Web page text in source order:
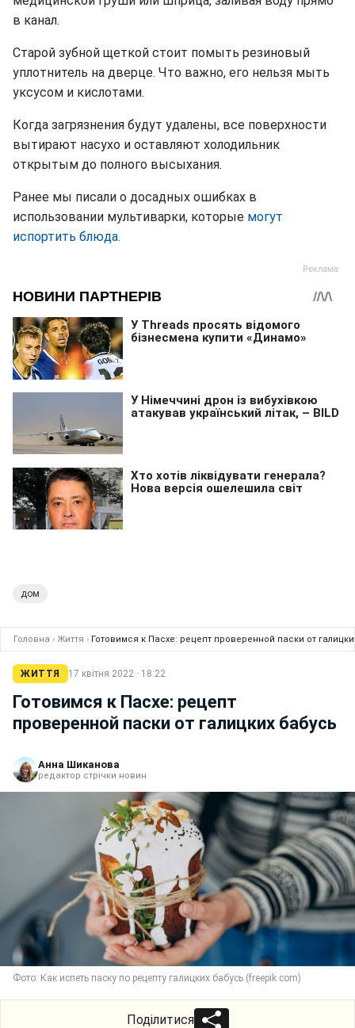
в канал.
Старой зубной щеткой стоит помыть резиновый
уплотнитель на дверце. Что важно, его нельзя мыть
уксусом и кислотами.
Когда загрязнения будут удалены, все поверхности
вытирают насухо и оставляют холодильник
открытым до полного высыхания.
Ранее мы писали о досадных ошибках в
использовании мультиварки, которые могут
испортить блюда.
дом
Головна › Життя › Готовимся к Пасхе: рецепт проверенной паски от
ЖИТТЯ 17 квітня 2022 · 18:22
Готовимся к Пасхе: рецепт
проверенной паски от галицких бабусь
Анна Шиканова
редактор стрічки новин
Фото: Как испеть паску по рецепту галицких бабусь (freepik com)
Поділитися